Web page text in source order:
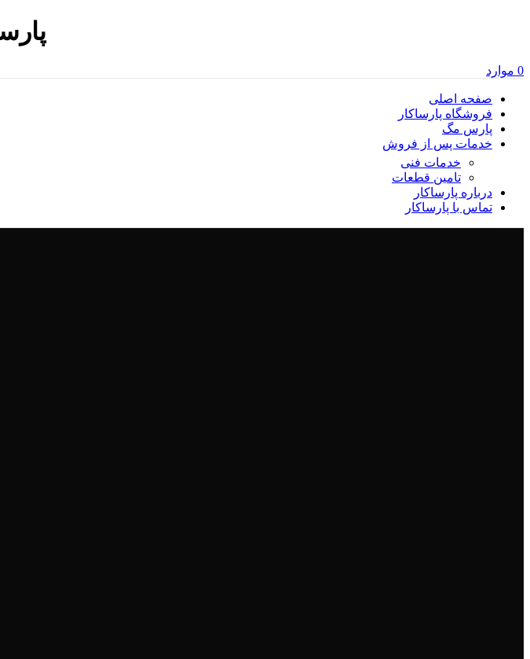
0 موارد
صفحه اصلی
فروشگاه پارساکار
پارس مگ
خدمات پس از فروش
خدمات فنی
تامین قطعات
درباره پارساکار
تماس با پارساکار